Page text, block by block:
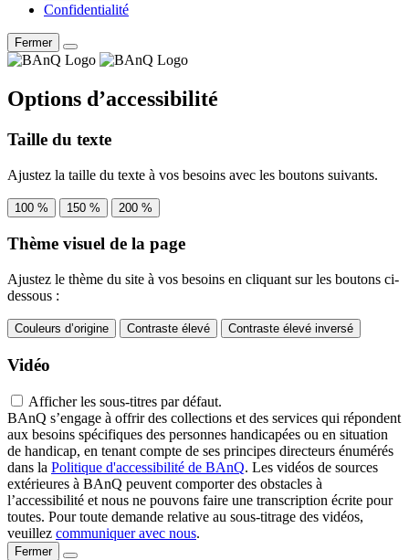
Confidentialité
Fermer
Options d’accessibilité
Taille du texte
Ajustez la taille du texte à vos besoins avec les boutons suivants.
100 % 150 % 200 %
Thème visuel de la page
Ajustez le thème du site à vos besoins en cliquant sur les boutons ci-
dessous :
Couleurs d’origine Contraste élevé Contraste élevé inversé
Vidéo
Afficher les sous-titres par défaut.
BAnQ s’engage à offrir des collections et des services qui répondent
aux besoins spécifiques des personnes handicapées ou en situation
de handicap, en tenant compte de ses principes directeurs énumérés
dans la Politique d'accessibilité de BAnQ. Les vidéos de sources
extérieures à BAnQ peuvent comporter des obstacles à
l’accessibilité et nous ne pouvons faire une transcription écrite pour
toutes. Pour toute demande relative au sous-titrage des vidéos,
veuillez communiquer avec nous.
Fermer